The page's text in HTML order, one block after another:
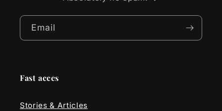
Email
Fast acces
Stories & Articles